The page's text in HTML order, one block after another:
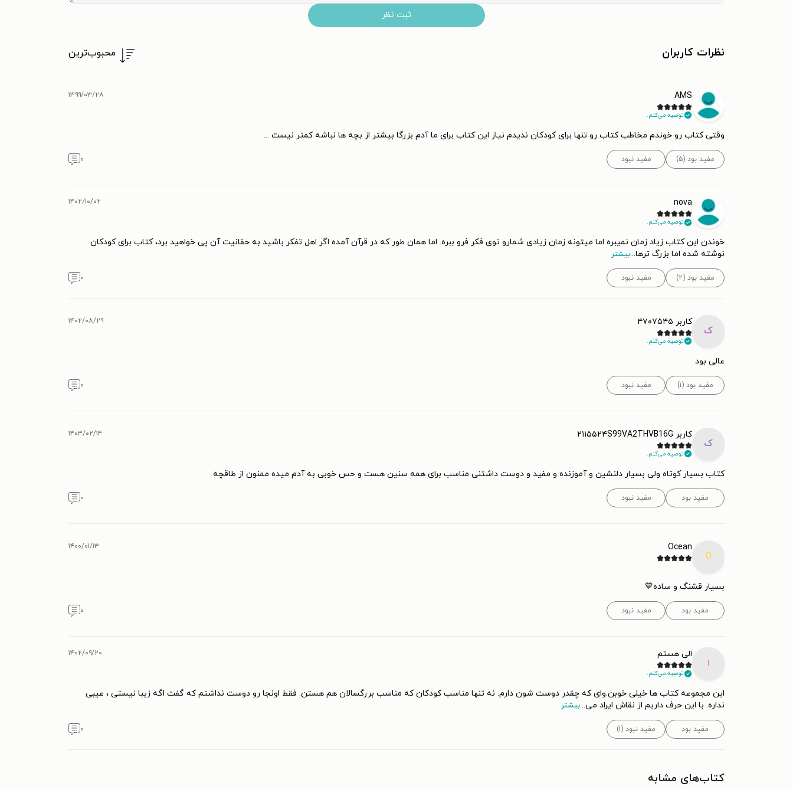
ثبت نظر
نظرات کاربران محبوب‌ترین
AMS
توصیه می‌کنم.
۱۳۹۹/۰۳/۲۸
وقتی کتاب رو خوندم مخاطب کتاب رو تنها برای کودکان ندیدم نیاز این کتاب برای ما آدم بزرگا بیشتر از بچه ها نباشه کمتر نیست ...
مفید بود (۵) مفید نبود ۰
nova
توصیه می‌کنم.
۱۴۰۲/۱۰/۰۲
خوندن این کتاب زیاد زمان نمیبره اما میتونه زمان زیادی شمارو توی فکر فرو ببره. اما همان طور که در قرآن آمده اگر اهل تفکر باشید به حقانیت آن پی خواهید برد، کتاب برای کودکان
نوشته شده اما بزرگ ترها...بیشتر
مفید بود (۲) مفید نبود ۰
ک
کاربر ۴۷۰۷۵۴۵
توصیه می‌کنم.
۱۴۰۲/۰۸/۲۹
عالی بود
مفید بود (۱) مفید نبود ۰
ک
کاربر ۲۱۱۵۵۲۴S99VA2THVB16G
توصیه می‌کنم.
۱۴۰۳/۰۲/۱۴
کتاب بسیار کوتاه ولی بسیار دلنشین و آموزنده و مفید و دوست داشتنی مناسب برای همه سنین هست و حس خوبی به آدم میده ممنون از طاقچه
مفید بود مفید نبود ۰
O
Ocean ۱۴۰۰/۰۱/۱۳
بسیار قشنگ و ساده💙
مفید بود مفید نبود ۰
ا
الی هستم
توصیه می‌کنم.
۱۴۰۲/۰۹/۲۰
این مجموعه کتاب ها خیلی خوبن.وای که چقدر دوست شون دارم. نه تنها مناسب کودکان که مناسب بررگسالان هم هستن. فقط اونجا رو دوست نداشتم که گفت اگه زیبا نیستی ، عیبی
نداره. با این حرف داریم از نقاش ایراد می...بیشتر
مفید بود مفید نبود (۱) ۰
کتاب‌های مشابه